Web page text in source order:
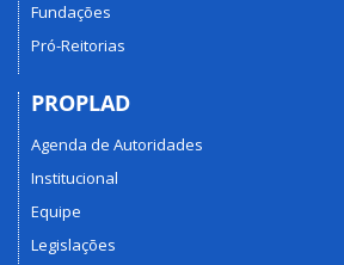
Fundações
Pró-Reitorias
PROPLAD
Agenda de Autoridades
Institucional
Equipe
Legislações